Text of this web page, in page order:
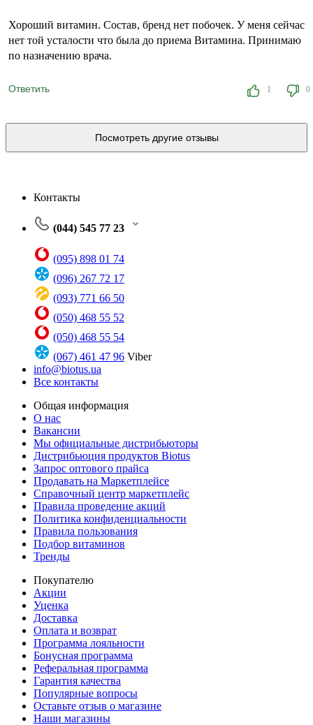
Хороший витамин. Состав, бренд нет побочек. У меня сейчас
нет той усталости что была до приема Витамина. Принимаю
по назначению врача.
Ответить 1 0
Посмотреть другие отзывы
Контакты
(044) 545 77 23
(095) 898 01 74
(096) 267 72 17
(093) 771 66 50
(050) 468 55 52
(050) 468 55 54
(067) 461 47 96 Viber
info@biotus.ua
Все контакты
Общая информация
О нас
Вакансии
Мы официальные дистрибьюторы
Дистрибьюция продуктов Biotus
Запрос оптового прайса
Продавать на Маркетплейсе
Справочный центр маркетплейс
Правила проведение акций
Политика конфиденциальности
Правила пользования
Подбор витаминов
Тренды
Покупателю
Акции
Уценка
Доставка
Оплата и возврат
Программа лояльности
Бонусная программа
Реферальная программа
Гарантия качества
Популярные вопросы
Оставьте отзыв о магазине
Наши магазины